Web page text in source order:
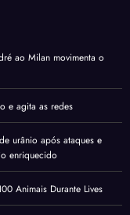
ao Milan movimenta o
e agita as redes
urânio após ataques e
enriquecido
Animais Durante Lives